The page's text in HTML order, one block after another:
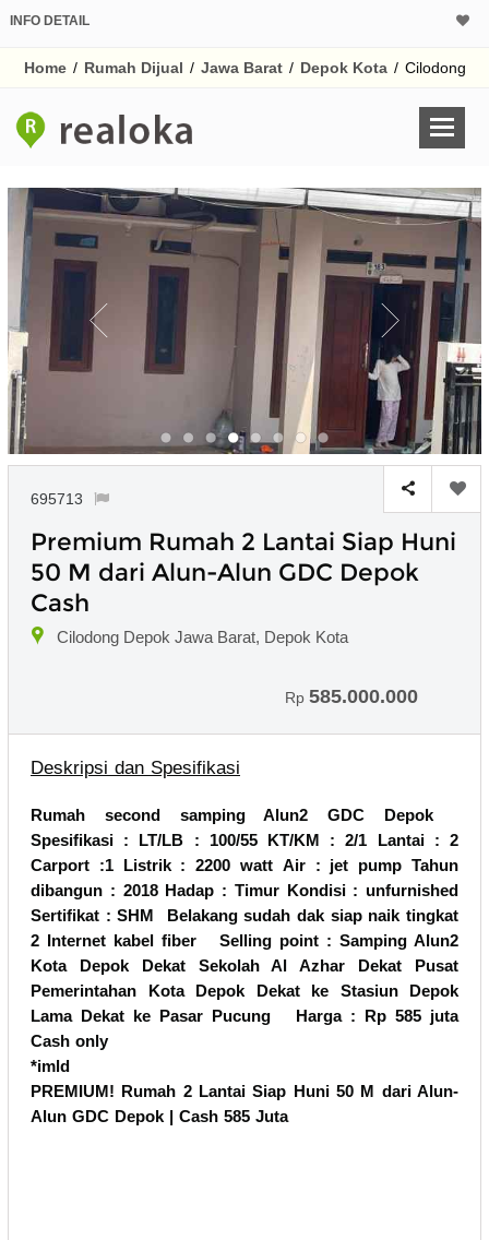
INFO DETAIL
Home / Rumah Dijual / Jawa Barat / Depok Kota / Cilodong
695713
Premium Rumah 2 Lantai Siap Huni
50 M dari Alun-Alun GDC Depok
Cash
Cilodong Depok Jawa Barat, Depok Kota
Rp 585.000.000
Deskripsi dan Spesifikasi
Rumah second samping Alun2 GDC Depok
Spesifikasi :
LT/LB : 100/55 KT/KM : 2/1
Lantai : 2
Carport :1 Listrik : 2200 watt Air : jet pump Tahun
dibangun : 2018 Hadap : Timur Kondisi : unfurnished
Sertifikat : SHM
Belakang sudah dak siap naik tingkat
2 Internet kabel fiber Selling point : Samping Alun2
Kota Depok
Dekat Sekolah Al Azhar
Dekat Pusat
Pemerintahan Kota Depok
Dekat ke Stasiun Depok
Lama Dekat ke Pasar Pucung
Harga : Rp 585 juta
Cash only
*imld
PREMIUM! Rumah 2 Lantai Siap Huni 50 M dari Alun-
Alun GDC Depok | Cash 585 Juta
Harga Rp
Untuk hasil simulasi
pada kotak-
Simpan